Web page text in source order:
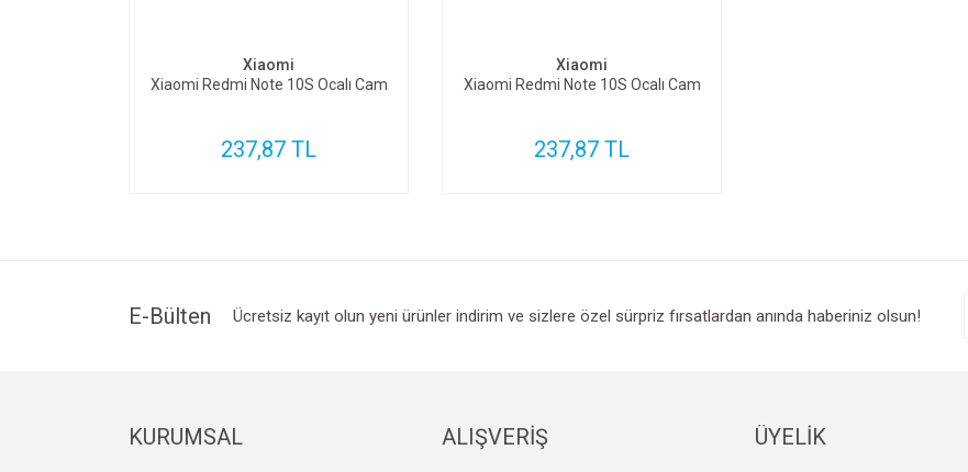
Xiaomi
Xiaomi Redmi Note 10S Ocalı Cam
237,87 TL
Xiaomi
Xiaomi Redmi Note 10S Ocalı Cam
237,87 TL
E-Bülten Ücretsiz kayıt olun yeni ürünler indirim ve sizlere özel sürpriz fırsatlardan anında haberiniz olsun!
KURUMSAL ALIŞVERİŞ ÜYELİK